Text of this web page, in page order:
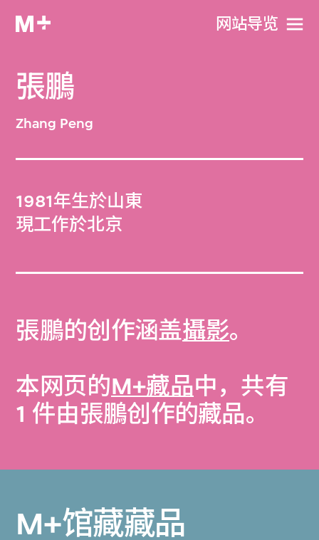
网站导览
張鵬
Zhang Peng
1981年生於山東
現工作於北京
張鵬的创作涵盖攝影。
本网页的M+藏品中，共有
1 件由張鵬创作的藏品。
M+馆藏藏品